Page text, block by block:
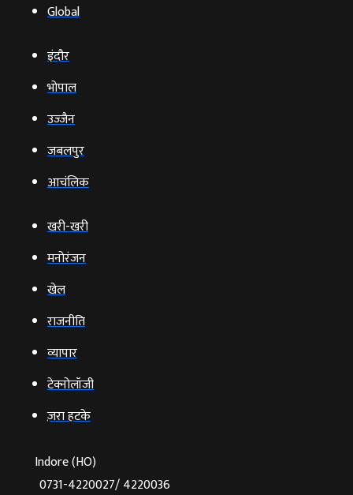
Global
इंदौर
भोपाल
उज्‍जैन
जबलपुर
आचंलिक
खरी-खरी
मनोरंजन
खेल
राजनीति
व्‍यापार
टेक्‍नोलॉजी
ज़रा हटके
Indore (HO)
0731-4220027/ 4220036